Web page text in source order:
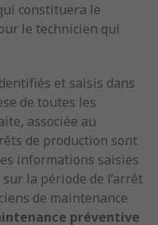
constituera le
le technicien qui
et saisis dans
de toutes les
associée au
de production sont
informations saisies
la période de l’arrêt
de maintenance
préventive